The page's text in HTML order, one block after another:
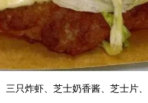
只炸虾、芝士奶香酱、芝士片